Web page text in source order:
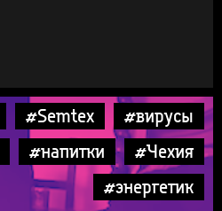
#Semtex
#вирусы
#напитки
#Чехия
#энергетик